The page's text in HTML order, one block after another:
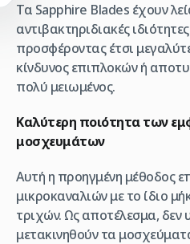
Τα Sapphire Blades έχουν
αντιβακτηριδιακές
προσφέροντας έτσι
κίνδυνος επιπλοκών ή
πολύ μειωμένος.
Καλύτερη ποιότητα των
μοσχευμάτων
Αυτή η προηγμένη μέθοδος
μικροκαναλιών με το ίδιο
τριχών. Ως αποτέλεσμα,
μετακινηθούν τα